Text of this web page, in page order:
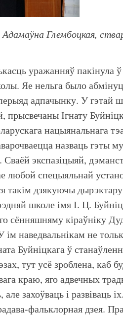
Адамаўна Глембоцкая,
уражанняў пакінула ў
Яе нельга было
адпачынку. У гэтай
прысвечаны Ігнату
нацыянальнага
назваць гэты
экспазіцыяй,
любой спецыяльнай
такім дзякуючы
школе імя І. Ц.
сённяшняму кіраўніку
ім наведвальнікам не
Буйніцкага ў
тут усё зроблена, каб
краю, яго адвечных
але захоўваць і развіваць
фальклорная дзея.